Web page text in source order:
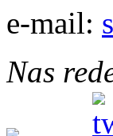
e-mail:
Nas